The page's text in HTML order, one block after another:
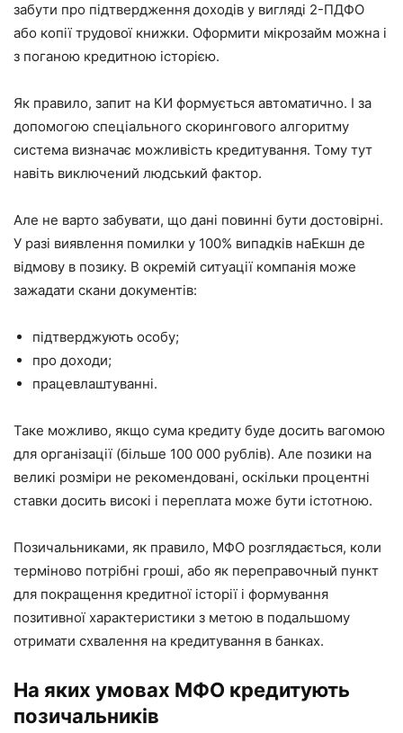
забути про підтвердження доходів у вигляді 2-ПДФО
або копії трудової книжки. Оформити мікрозайм можна і
з поганою кредитною історією.
Як правило, запит на КИ формується автоматично. І за
допомогою спеціального скорингового алгоритму
система визначає можливість кредитування. Тому тут
навіть виключений людський фактор.
Але не варто забувати, що дані повинні бути достовірні.
У разі виявлення помилки у 100% випадків наЕкшн де
відмову в позику. В окремій ситуації компанія може
зажадати скани документів:
підтверджують особу;
про доходи;
працевлаштуванні.
Таке можливо, якщо сума кредиту буде досить вагомою
для організації (більше 100 000 рублів). Але позики на
великі розміри не рекомендовані, оскільки процентні
ставки досить високі і переплата може бути істотною.
Позичальниками, як правило, МФО розглядається, коли
терміново потрібні гроші, або як переправочный пункт
для покращення кредитної історії і формування
позитивної характеристики з метою в подальшому
отримати схвалення на кредитування в банках.
На яких умовах МФО кредитують
позичальників